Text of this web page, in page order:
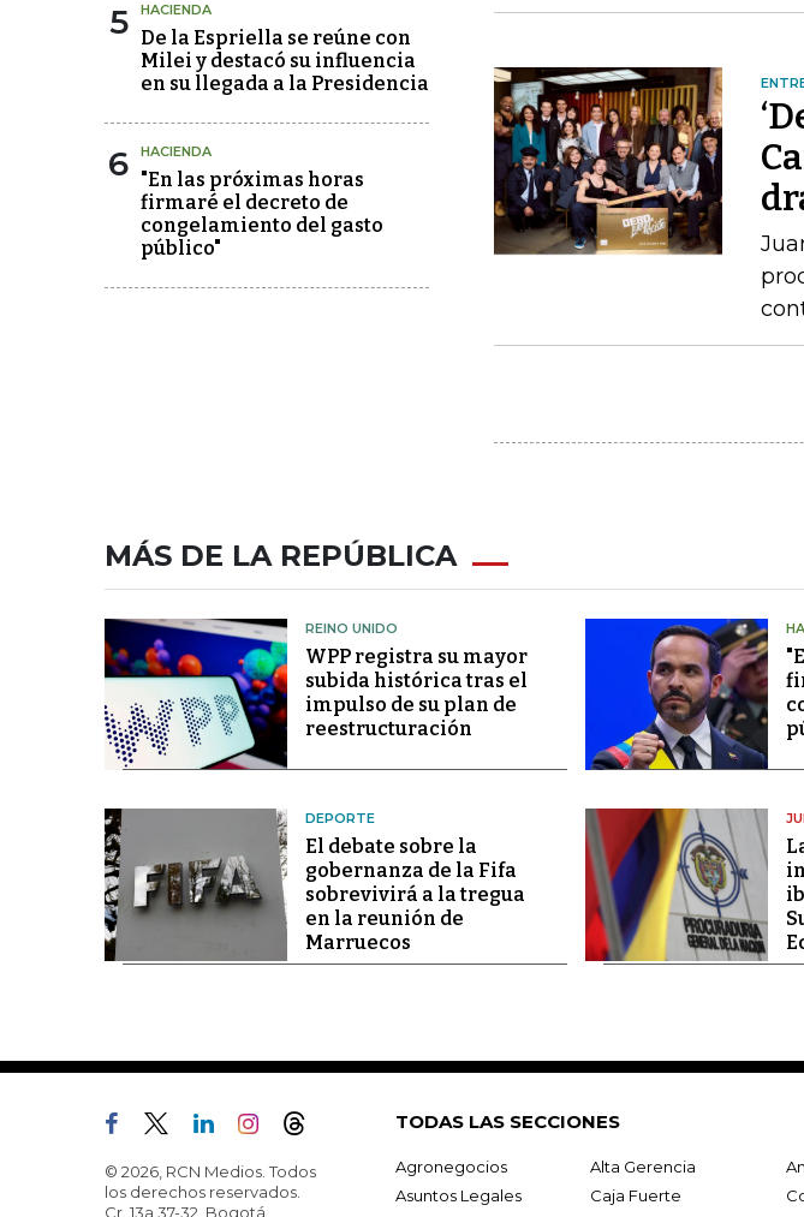
5 HACIENDA
De la Espriella se reúne con
Milei y destacó su influencia
en su llegada a la Presidencia
6 HACIENDA
"En las próximas horas
firmaré el decreto de
congelamiento del gasto
público"
MÁS DE LA REPÚBLICA
REINO UNIDO
WPP registra su mayor
subida histórica tras el
impulso de su plan de
reestructuración
DEPORTE
El debate sobre la
gobernanza de la Fifa
sobrevivirá a la tregua
en la reunión de
Marruecos
© 2026, RCN Medios. Todos
los derechos reservados.
Cr. 13a 37-32, Bogotá
TODAS LAS SECCIONES
Agronegocios Alta Gerencia
Asuntos Legales
Caja Fuerte